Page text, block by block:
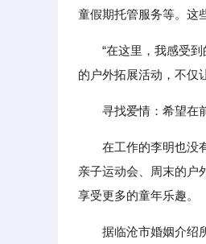
童假期托管服务等。这
“在这里，我感受
的户外拓展活动，不仅
寻找爱情：希望在
在工作的李明也没
亲子运动会、周末的户
享受更多的童年乐趣。
据临沧市婚姻介绍